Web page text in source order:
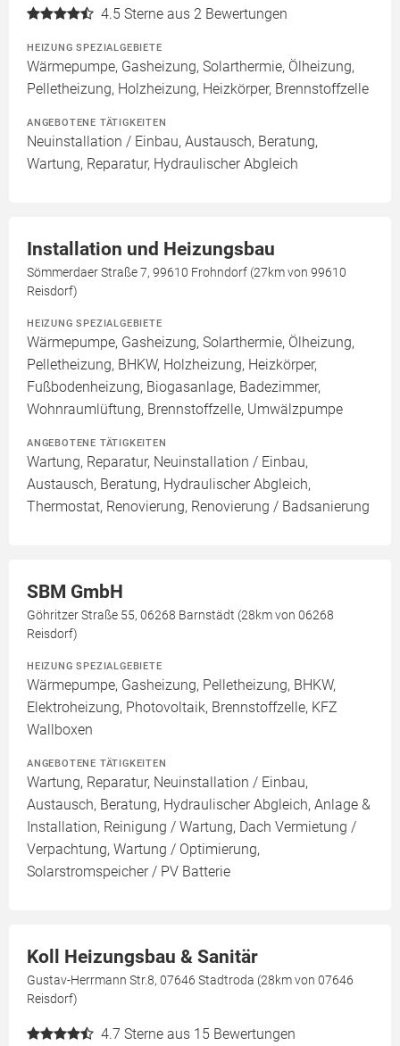
4.5 Sterne aus 2 Bewertungen
HEIZUNG SPEZIALGEBIETE
Wärmepumpe, Gasheizung, Solarthermie, Ölheizung,
Pelletheizung, Holzheizung, Heizkörper, Brennstoffzelle
ANGEBOTENE TÄTIGKEITEN
Neuinstallation / Einbau, Austausch, Beratung,
Wartung, Reparatur, Hydraulischer Abgleich
Installation und Heizungsbau
Sömmerdaer Straße 7, 99610 Frohndorf (27km von 99610
Reisdorf)
HEIZUNG SPEZIALGEBIETE
Wärmepumpe, Gasheizung, Solarthermie, Ölheizung,
Pelletheizung, BHKW, Holzheizung, Heizkörper,
Fußbodenheizung, Biogasanlage, Badezimmer,
Wohnraumlüftung, Brennstoffzelle, Umwälzpumpe
ANGEBOTENE TÄTIGKEITEN
Wartung, Reparatur, Neuinstallation / Einbau,
Austausch, Beratung, Hydraulischer Abgleich,
Thermostat, Renovierung, Renovierung / Badsanierung
SBM GmbH
Göhritzer Straße 55, 06268 Barnstädt (28km von 06268
Reisdorf)
HEIZUNG SPEZIALGEBIETE
Wärmepumpe, Gasheizung, Pelletheizung, BHKW,
Elektroheizung, Photovoltaik, Brennstoffzelle, KFZ
Wallboxen
ANGEBOTENE TÄTIGKEITEN
Wartung, Reparatur, Neuinstallation / Einbau,
Austausch, Beratung, Hydraulischer Abgleich, Anlage &
Installation, Reinigung / Wartung, Dach Vermietung /
Verpachtung, Wartung / Optimierung,
Solarstromspeicher / PV Batterie
Koll Heizungsbau & Sanitär
Gustav-Herrmann Str.8, 07646 Stadtroda (28km von 07646
Reisdorf)
4.7 Sterne aus 15 Bewertungen